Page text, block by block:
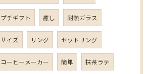
プチギフト 癒し 耐熱ガラス
サイズ リング セットリング
コーヒーメーカー 簡単 抹茶ラテ